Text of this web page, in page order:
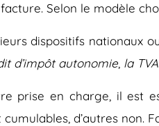
Selon le modèle
dispositifs nationaux
d’impôt autonomie la
prise en charge, il est
d’autres non.